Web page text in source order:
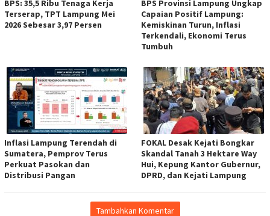
BPS: 35,5 Ribu Tenaga Kerja
Terserap, TPT Lampung Mei
2026 Sebesar 3,97 Persen
BPS Provinsi Lampung Ungkap
Capaian Positif Lampung:
Kemiskinan Turun, Inflasi
Terkendali, Ekonomi Terus
Tumbuh
Inflasi Lampung Terendah di
Sumatera, Pemprov Terus
Perkuat Pasokan dan
Distribusi Pangan
FOKAL Desak Kejati Bongkar
Skandal Tanah 3 Hektare Way
Hui, Kepung Kantor Gubernur,
DPRD, dan Kejati Lampung
Tambahkan Komentar